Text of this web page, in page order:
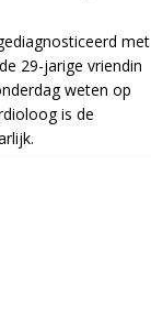
met
29-jarige vriendin
weten op
is de